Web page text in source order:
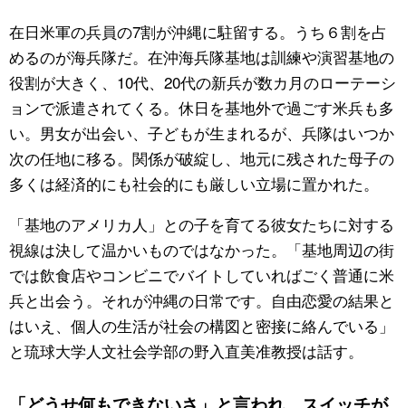
在日米軍の兵員の7割が沖縄に駐留する。うち６割を占
めるのが海兵隊だ。在沖海兵隊基地は訓練や演習基地の
役割が大きく、10代、20代の新兵が数カ月のローテーシ
ョンで派遣されてくる。休日を基地外で過ごす米兵も多
い。男女が出会い、子どもが生まれるが、兵隊はいつか
次の任地に移る。関係が破綻し、地元に残された母子の
多くは経済的にも社会的にも厳しい立場に置かれた。
「基地のアメリカ人」との子を育てる彼女たちに対する
視線は決して温かいものではなかった。「基地周辺の街
では飲食店やコンビニでバイトしていればごく普通に米
兵と出会う。それが沖縄の日常です。自由恋愛の結果と
はいえ、個人の生活が社会の構図と密接に絡んでいる」
と琉球大学人文社会学部の野入直美准教授は話す。